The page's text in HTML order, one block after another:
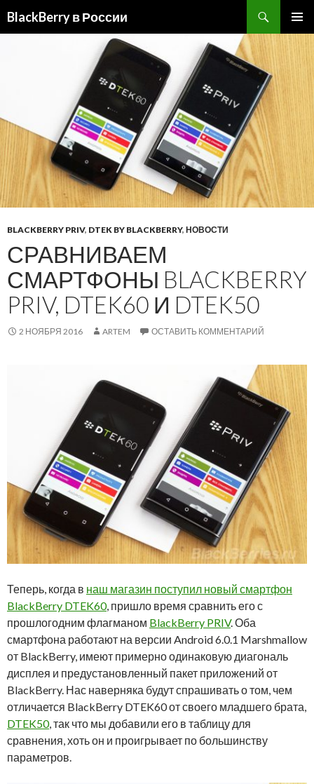
BlackBerry в России
BLACKBERRY PRIV, DTEK BY BLACKBERRY, НОВОСТИ
СРАВНИВАЕМ
СМАРТФОНЫ BLACKBERRY
PRIV, DTEK60 И DTEK50
2 НОЯБРЯ 2016 ARTEM ОСТАВИТЬ КОММЕНТАРИЙ
Теперь, когда в наш магазин поступил новый смартфон
BlackBerry DTEK60, пришло время сравнить его с
прошлогодним флагманом BlackBerry PRIV. Оба
смартфона работают на версии Android 6.0.1 Marshmallow
от BlackBerry, имеют примерно одинаковую диагональ
дисплея и предустановленный пакет приложений от
BlackBerry. Нас наверняка будут спрашивать о том, чем
отличается BlackBerry DTEK60 от своего младшего брата,
DTEK50, так что мы добавили его в таблицу для
сравнения, хоть он и проигрывает по большинству
параметров.